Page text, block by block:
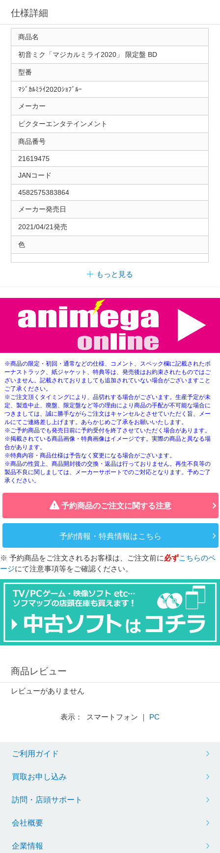
仕様詳細
商品名
初音ミク「マジカルミライ2020」 限定盤 BD
型番
ﾏｼﾞｶﾙﾐﾗｲ2020ｼｮﾌﾞﾙｰ
メーカー
ビクターエンタテインメント
商品番号
21619475
JANコード
4582575383864
メーカー発売日
2021/04/21発売
色
もっと見る
※商品の限定・初回・通常などの仕様、コメント、スペック欄に記載されたボ
ーナストラック、紙ジャケット、特典等は、発売後はお約束されたものではご
ざいません。記載されておりましても追加されていない場合がございますこと
ご了承ください。
※ご注文頂くタイミングにより、品切れする場合がございます。生産予定が未
定、製造中止、廃盤、限定盤など等の理由により商品の手配が不可能な場合に
つきましては、誠に勝手ながらご注文はキャンセルとさせていただく旨、メー
ルにてご連絡差し上げます。あらかじめご了承をお願いいたします。
※ご予約商品でも発売日前に予約受付を終了させていただく場合があります。
※掲載されている商品画像・特典画像はイメージです。実際の商品と異なる場
合があります。
※特典内容・商品仕様は予告なく変更になる場合がございます。
※商品の性質上、商品開封後の交換・返品は行っておりません。再生不良等の
製品不良に関しましては、メーカーサポートでのご対応となります。予めご了
承ください。
予約商品のご注文に関する注意
予約情報・特典情報はこちら
※ 予約商品をご注文されるお客様は、ご注文前に必ずこちらのペ
ージにて注意事項等をご確認ください。
商品レビュー
レビューがありません
表示： スマートフォン ｜ PC
ご利用ガイド
買取お申し込み
訪問・店頭サポート
会社概要
企業情報